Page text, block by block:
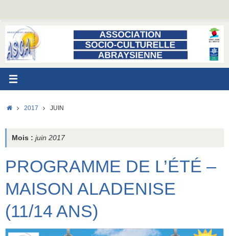
contenu
ACCUEIL
2017 JUIN
Mois : juin 2017
PROGRAMME DE L’ÉTÉ –
MAISON ALADENISE
(11/14 ANS)